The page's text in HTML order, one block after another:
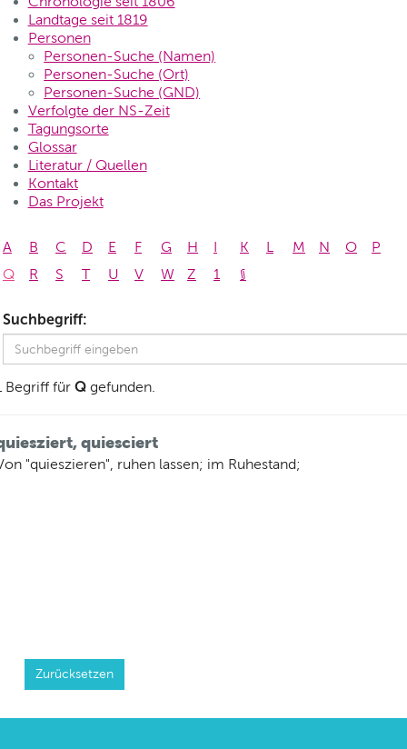
Landtage seit 1819
Personen
Personen-Suche (Namen)
Personen-Suche (Ort)
Personen-Suche (GND)
Verfolgte der NS-Zeit
Tagungsorte
Glossar
Literatur / Quellen
Kontakt
Das Projekt
A B C D E F G H I K L M N O
P
Q
R S T U V W Z 1 §
Suchbegriff:
Zurücksetzen
Begriff für Q gefunden.
quiesciert
"quieszieren", ruhen lassen; im Ruhestand;